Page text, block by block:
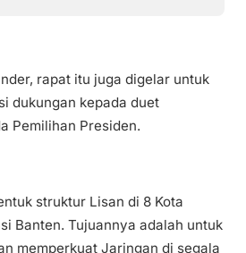
rapat itu juga digelar untuk
dukungan kepada duet
Pemilihan Presiden.
struktur Lisan di 8 Kota
Banten. Tujuannya adalah untuk
memperkuat Jaringan di segala